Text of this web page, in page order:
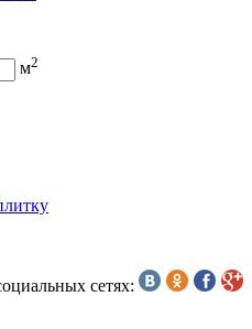
м2
сетях: